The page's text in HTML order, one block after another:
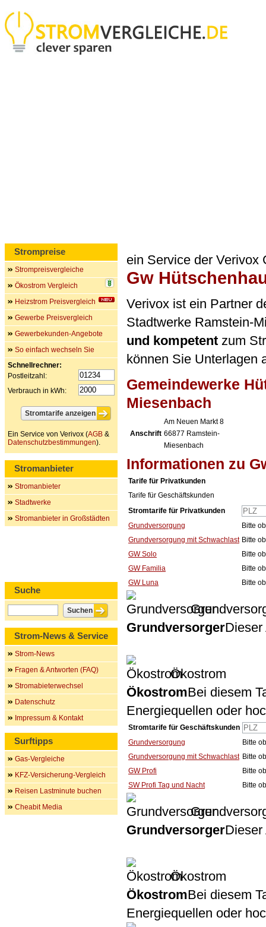
ein Service der Verivox
Gw
Verivox ist ein Partner
Stadtwerke Ramstein-
und kompetent zum
können Sie Unterlagen
Gemeindewerke
Miesenbach
Anschrift
Am Neuen Markt 8
66877 Ramstein-
Miesenbach
Informationen zu
Tarife für Privatkunden
Tarife für Geschäftskunden
Stromtarife für Privatkunden
Grundversorgung
Bitte
Grundversorgung mit Schwachlast Bitte
GW Solo
Bitte
GW Familia
Bitte
GW Luna
Bitte
GrundversorgerDieser
Ökostrom
ÖkostromBei diesem
Energiequellen oder
Stromtarife für Geschäftskunden
Grundversorgung
Bitte
Grundversorgung mit Schwachlast Bitte
GW Profi
Bitte
SW Profi Tag und Nacht
Bitte
GrundversorgerDieser
Ökostrom
ÖkostromBei diesem
Energiequellen oder
Strompreise
Strompreisvergleiche
Ökostrom Vergleich
Heizstrom Preisvergleich
Gewerbe Preisvergleich
Gewerbekunden-Angebote
So einfach wechseln Sie
Schnellrechner:
Postleitzahl:
Verbrauch in kWh:
Ein Service von Verivox (AGB &
Datenschutzbestimmungen).
Stromanbieter
Stromanbieter
Stadtwerke
Stromanbieter in Großstädten
Suche
Strom-News & Service
Strom-News
Fragen & Antworten (FAQ)
Stromabieterwechsel
Datenschutz
Impressum & Kontakt
Surftipps
Gas-Vergleiche
KFZ-Versicherung-Vergleich
Reisen Lastminute buchen
Cheabit Media